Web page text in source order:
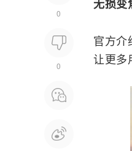
0
0
无损变
官方介
让更多